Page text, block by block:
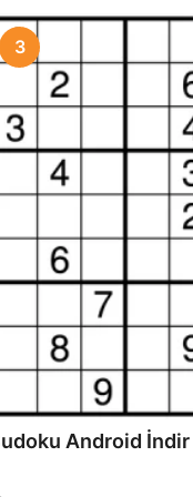
3
Android İndir